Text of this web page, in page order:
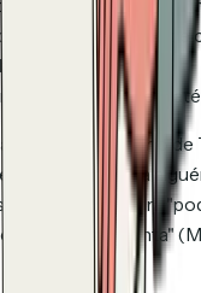
de fundo de
referências de
de SDR ou AE em
MQX. Um gatilho de
que empurra
(MEX) para
nesta conta"